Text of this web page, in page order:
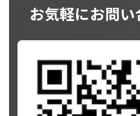
お気軽にお問